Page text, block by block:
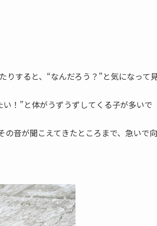
りすると、“なんだろう？”と気になって
！”と体がうずうずしてくる子が多いで
の音が聞こえてきたところまで、急いで向